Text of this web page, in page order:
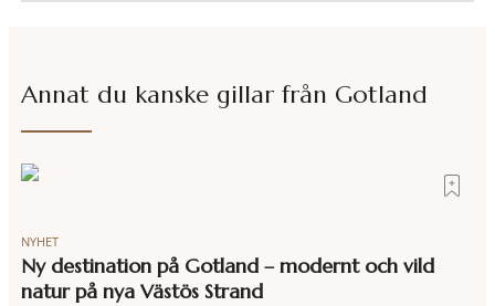
Annat du kanske gillar från Gotland
NYHET
Ny destination på Gotland – modernt och vild
natur på nya Västös Strand